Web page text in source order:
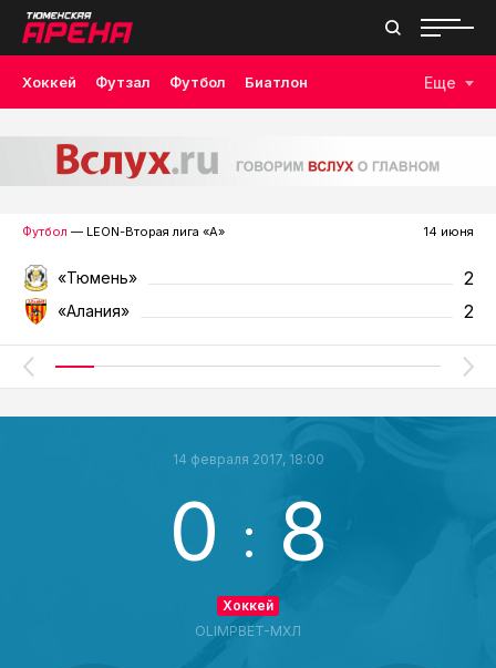
Хоккей Футзал Футбол Биатлон Еще
Футбол — LEON-Вторая лига «А» 14 июня
«Тюмень» 2
«Алания» 2
14 февраля 2017, 18:00
0 : 8
Хоккей
OLIMPBET-МХЛ